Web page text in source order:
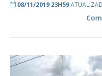
08/11/2019 23H59